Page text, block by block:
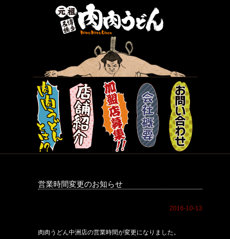
営業時間変更のお知らせ
2016-10-13
肉肉うどん中洲店の営業時間が変更になりました。